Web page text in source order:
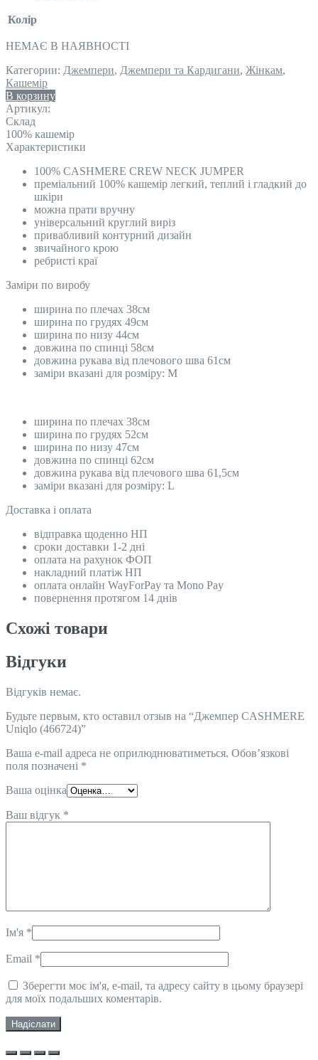
Колір
НЕМАЄ В НАЯВНОСТІ
Категории: Джемпери, Джемпери та Кардигани, Жінкам,
Кашемір
В корзину
Артикул:
Склад
100% кашемір
Характеристики
100% CASHMERE CREW NECK JUMPER
преміальний 100% кашемір легкий, теплий і гладкий до
шкіри
можна прати вручну
універсальний круглий виріз
привабливий контурний дизайн
звичайного крою
ребристі краї
Замiри по виробу
ширина по плечах 38см
ширина по грудях 49см
ширина по низу 44см
довжина по спинці 58см
довжина рукава від плечового шва 61см
заміри вказані для розміру: M
ширина по плечах 38см
ширина по грудях 52см
ширина по низу 47см
довжина по спинці 62см
довжина рукава від плечового шва 61,5см
заміри вказані для розміру: L
Доставка і оплата
відправка щоденно НП
сроки доставки 1-2 дні
оплата на рахунок ФОП
накладний платіж НП
оплата онлайн WayForPay та Mono Pay
повернення протягом 14 днів
Схожi товари
Відгуки
Відгуків немає.
Будьте первым, кто оставил отзыв на “Джемпер CASHMERE
Uniqlo (466724)”
Ваша e-mail адреса не оприлюднюватиметься. Обов’язкові
поля позначені *
Ваша оцінка
Ваш відгук *
Ім'я *
Email *
Зберегти моє ім'я, e-mail, та адресу сайту в цьому браузері
для моїх подальших коментарів.